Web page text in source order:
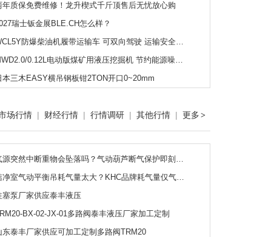
年质保免费维修！龙升楔式千斤顶售后无忧放心购
瑞士钣金展BLE.CH怎么样？
防爆柴油机履带运输车 可双向驾驶 运输安全可靠
0.12L电动版煤矿用液压挖掘机 节约能源噪声小 工作平稳无冲击
本三木EASY横吊钢板钳2TON开口0~20mm
场行情 | 财经行情 | 行情调研 | 其他行情 | 更多 >
突然中断重物会坠落吗？气动葫芦断气保护即刻制动锁死
室气动平衡吊耗气量太大？KHC品牌耗气量仅气动葫芦1/50
塞泵厂家供应泰丰液压
BX-02-JX-01多路阀泰丰液压厂家加工定制
东泰丰厂家供应可加工定制多路阀TRM20